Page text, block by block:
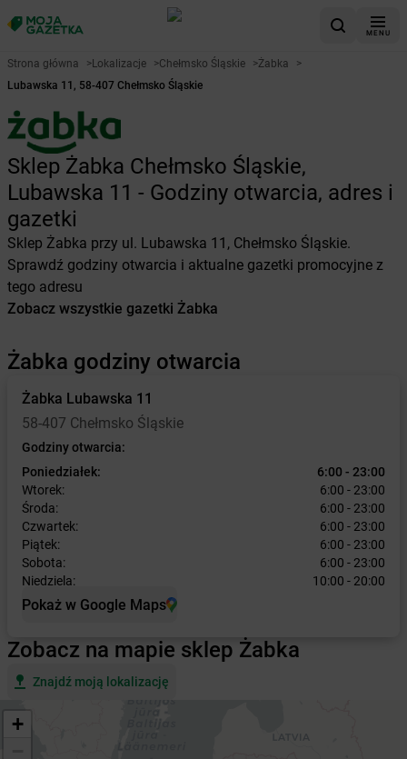
MENU
Strona główna >Lokalizacje >Chełmsko Śląskie >Żabka
>
Lubawska 11, 58-407 Chełmsko Śląskie
Sklep Żabka Chełmsko Śląskie,
Lubawska 11 - Godziny otwarcia, adres i
gazetki
Sklep Żabka przy ul. Lubawska 11, Chełmsko Śląskie.
Sprawdź godziny otwarcia i aktualne gazetki promocyjne z
tego adresu
Zobacz wszystkie gazetki Żabka
Żabka godziny otwarcia
Żabka Lubawska 11
58-407 Chełmsko Śląskie
Godziny otwarcia:
Poniedziałek:
6:00 - 23:00
Wtorek:
6:00 - 23:00
Środa:
6:00 - 23:00
Czwartek:
6:00 - 23:00
Piątek:
6:00 - 23:00
Sobota:
6:00 - 23:00
Niedziela:
10:00 - 20:00
Pokaż w Google Maps
Zobacz na mapie sklep Żabka
Znajdź moją lokalizację
+